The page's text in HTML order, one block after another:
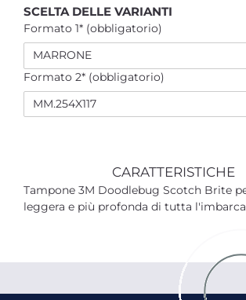
SCELTA DELLE VARIANTI
Formato 1* (obbligatorio)
MARRONE
Formato 2* (obbligatorio)
MM.254X117
CARATTERISTICHE
Tampone 3M Doodlebug Scotch Brite
leggera e più profonda di tutta